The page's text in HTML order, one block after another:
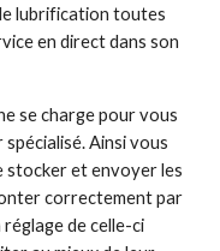
lubrification toutes
en direct dans son
se charge pour vous
Ainsi vous
stocker et envoyer les
correctement par
de celle-ci